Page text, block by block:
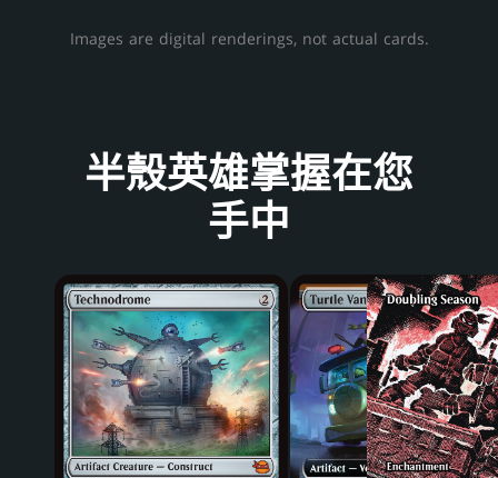
Images are digital renderings, not actual cards.
半殼英雄掌握在您
手中